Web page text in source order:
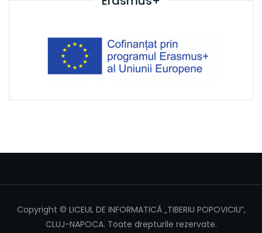
Copyright © LICEUL DE INFORMATICĂ „TIBERIU POPOVICIU”,
CLUJ-NAPOCA. Toate drepturile rezervate.